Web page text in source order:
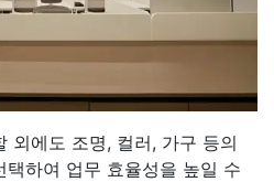
외에도 조명, 컬러, 가구 등의
하여 업무 효율성을 높일 수